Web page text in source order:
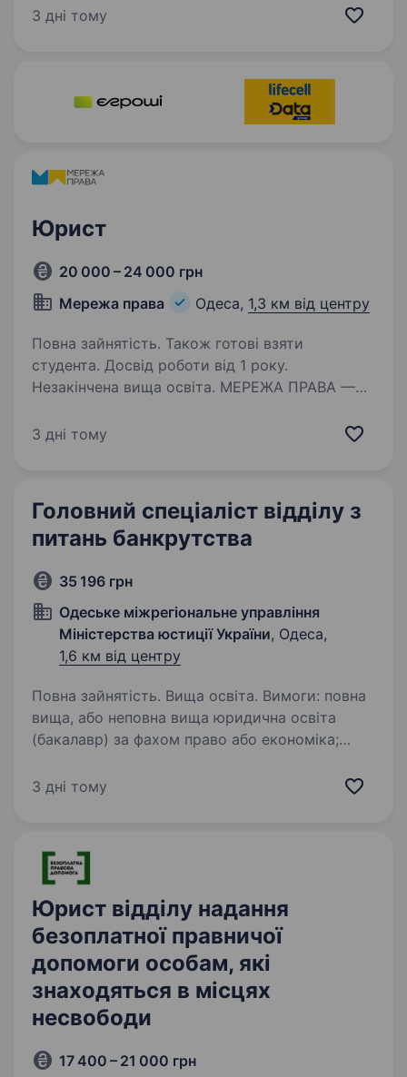
організація, тому нам потрібні Ваші знання,
3 дні тому
Юрист
20 000 – 24 000 грн
Мережа права
Одеса, 1,3 км від центру
Повна зайнятість. Також готові взяти
студента. Досвід роботи від 1 року.
Незакінчена вища освіта. МЕРЕЖА ПРАВА —
права людей у взаємодії з державою,
Юридична…
3 дні тому
Головний спеціаліст відділу з
питань банкрутства
35 196 грн
Одеське міжрегіональне управління
Міністерства юстиції України, Одеса,
1,6 км від центру
Повна зайнятість. Вища освіта. Вимоги: повна
вища, або неповна вища юридична освіта
(бакалавр) за фахом право або економіка;
Кодексу України з процедур банкрутства;
3 дні тому
Юрист відділу надання
безоплатної правничої
допомоги особам, які
знаходяться в місцях
несвободи
17 400 – 21 000 грн